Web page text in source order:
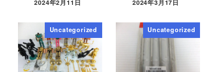
2024年2月11日 2024年3月17日
Uncategorized Uncategorized